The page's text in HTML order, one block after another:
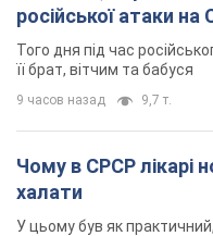
У цьому був як
сенс
9 часов назад 4,4 т.